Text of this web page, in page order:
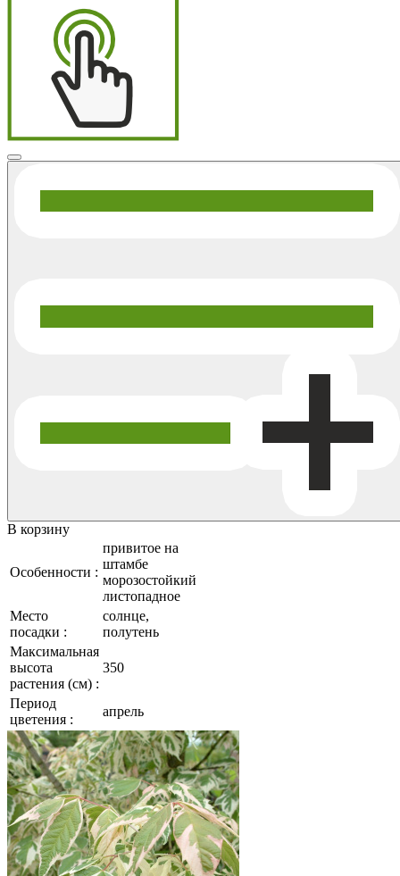
В корзину
Особенности :
привитое на
штамбе
морозостойкий
листопадное
Место
посадки :
солнце,
полутень
Максимальная
высота
растения (см) :
350
Период
цветения :
апрель